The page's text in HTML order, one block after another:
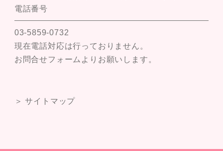
電話番号
03-5859-0732
現在電話対応は行っておりません。
お問合せフォームよりお願いします。
＞ サイトマップ